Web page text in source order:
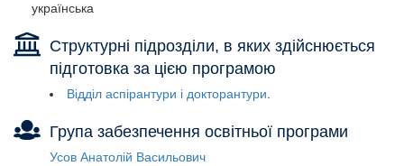
українська
Структурні підрозділи, в яких здійснюється
підготовка за цією програмою
Відділ аспірантури і докторантури
Група забезпечення освітньої програми
Усов Анатолій Васильович